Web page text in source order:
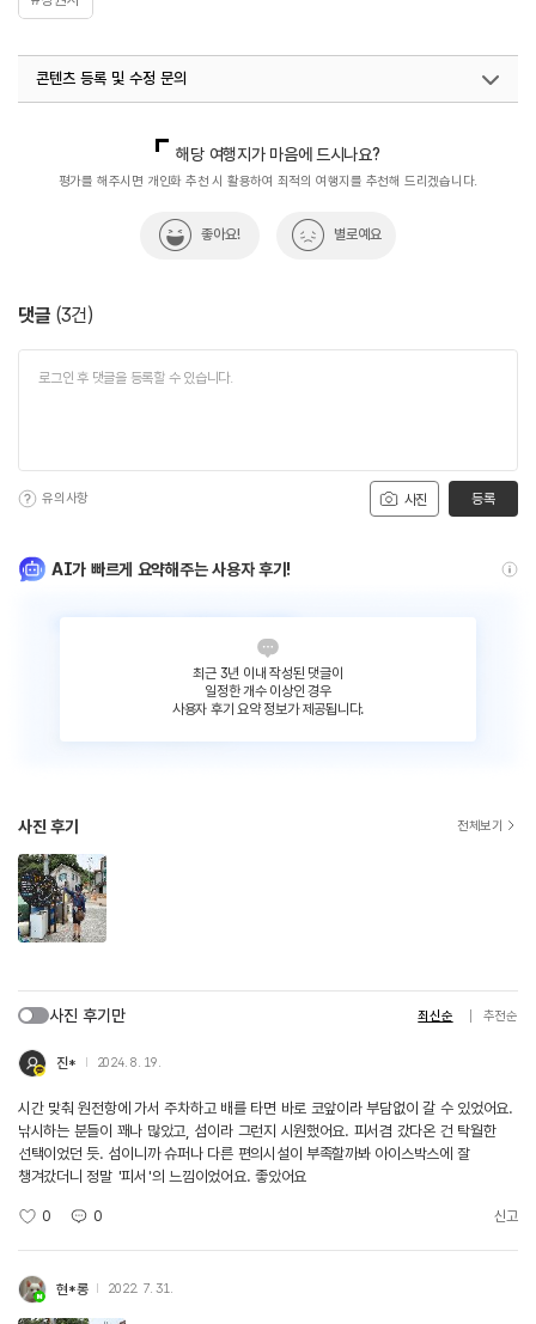
콘텐츠 등록 및 수정 문의
해당 여행지가 마음에 드시나요?
평가를 해주시면 개인화 추천 시 활용하여 최적의 여행지를 추천해 드리겠습니다.
좋아요! 별로예요
댓글 (3건)
사진
유의사항 등록
AI가 빠르게 요약해주는 사용자 후기!
최근 3년 이내 작성된 댓글이
일정한 개수 이상인 경우
사용자 후기 요약 정보가 제공됩니다.
사진 후기 전체보기
사진 후기만 최신순 추천순
진* 2024. 8. 19.
시간 맞춰 원전항에 가서 주차하고 배를 타면 바로 코앞이라 부담없이 갈 수 있었어요.
낚시하는 분들이 꽤나 많았고, 섬이라 그런지 시원했어요. 피서겸 갔다온 건 탁월한
선택이었던 듯. 섬이니까 슈퍼나 다른 편의시설이 부족할까봐 아이스박스에 잘
챙겨갔더니 정말 '피서'의 느낌이었어요. 좋았어요
0 0 신고
현*롱 2022. 7. 31.